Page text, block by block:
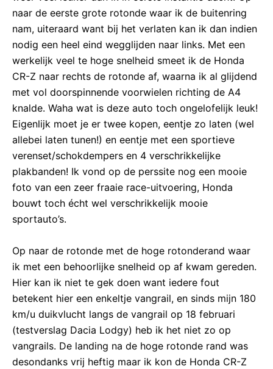
naar de eerste grote rotonde waar ik de buitenring
nam, uiteraard want bij het verlaten kan ik dan indien
nodig een heel eind wegglijden naar links. Met een
werkelijk veel te hoge snelheid smeet ik de Honda
CR-Z naar rechts de rotonde af, waarna ik al glijdend
met vol doorspinnende voorwielen richting de A4
knalde. Waha wat is deze auto toch ongelofelijk leuk!
Eigenlijk moet je er twee kopen, eentje zo laten (wel
allebei laten tunen!) en eentje met een sportieve
verenset/schokdempers en 4 verschrikkelijke
plakbanden! Ik vond op de perssite nog een mooie
foto van een zeer fraaie race-uitvoering, Honda
bouwt toch écht wel verschrikkelijk mooie
sportauto’s.
Op naar de rotonde met de hoge rotonderand waar
ik met een behoorlijke snelheid op af kwam gereden.
Hier kan ik niet te gek doen want iedere fout
betekent hier een enkeltje vangrail, en sinds mijn 180
km/u duikvlucht langs de vangrail op 18 februari
(testverslag Dacia Lodgy) heb ik het niet zo op
vangrails. De landing na de hoge rotonde rand was
desondanks vrij heftig maar ik kon de Honda CR-Z